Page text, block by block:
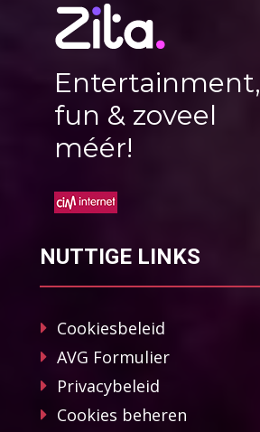
Entertainment,
fun & zoveel
méér!
NUTTIGE LINKS
Cookiesbeleid
AVG Formulier
Privacybeleid
Cookies beheren